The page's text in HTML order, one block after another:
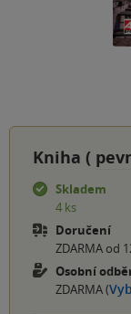
Kniha (
Skladem
4 ks
Doručení
ZDARMA od
Osobní
ZDARMA (